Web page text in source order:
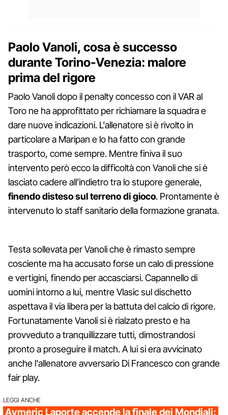
Paolo Vanoli, cosa è successo
durante Torino-Venezia: malore
prima del rigore
Paolo Vanoli dopo il penalty concesso con il VAR al
Toro ne ha approfittato per richiamare la squadra e
dare nuove indicazioni. L'allenatore si è rivolto in
particolare a Maripan e lo ha fatto con grande
trasporto, come sempre. Mentre finiva il suo
intervento però ecco la difficoltà con Vanoli che si è
lasciato cadere all'indietro tra lo stupore generale,
finendo disteso sul terreno di gioco. Prontamente è
intervenuto lo staff sanitario della formazione granata.
Testa sollevata per Vanoli che è rimasto sempre
cosciente ma ha accusato forse un calo di pressione
e vertigini, finendo per accasciarsi. Capannello di
uomini intorno a lui, mentre Vlasic sul dischetto
aspettava il via libera per la battuta del calcio di rigore.
Fortunatamente Vanoli si è rialzato presto e ha
provveduto a tranquillizzare tutti, dimostrandosi
pronto a proseguire il match. A lui si era avvicinato
anche l'allenatore avversario Di Francesco con grande
fair play.
LEGGI ANCHE
Aymeric Laporte accende la finale dei Mondiali: